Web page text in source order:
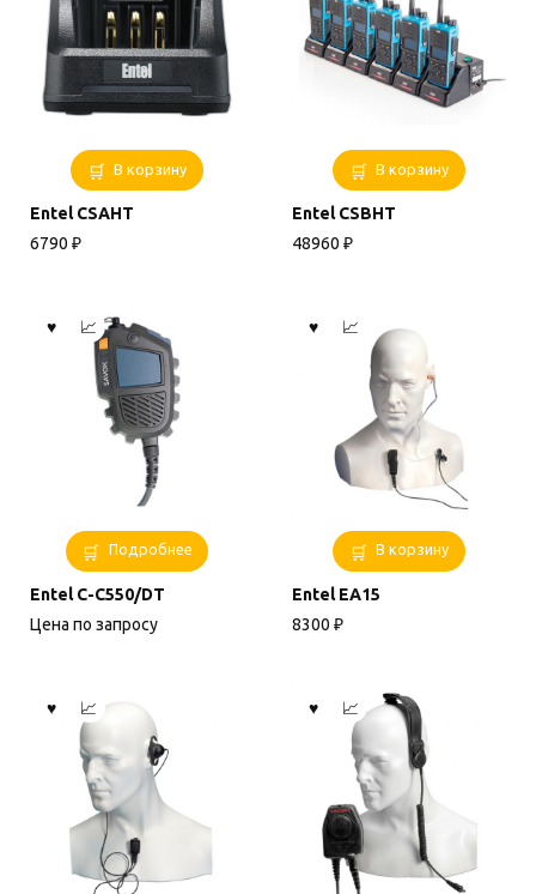
В корзину
Entel CSAHT
6790 ₽
В корзину
Entel CSBHT
48960 ₽
Подробнее
Entel C-C550/DT
Цена по запросу
В корзину
Entel EA15
8300 ₽